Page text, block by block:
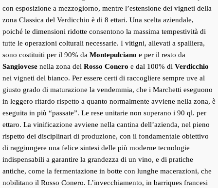
con esposizione a mezzogiorno, mentre l’estensione dei vigneti della
zona Classica del Verdicchio è di 8 ettari. Una scelta aziendale,
poiché le dimensioni ridotte consentono la massima tempestività di
tutte le operazioni colturali necessarie. I vitigni, allevati a spalliera,
sono costituiti per il 90% da Montepulciano e per il resto da
Sangiovese nella zona del Rosso Conero e dal 100% di Verdicchio
nei vigneti del bianco. Per essere certi di raccogliere sempre uve al
giusto grado di maturazione la vendemmia, che i Marchetti eseguono
in leggero ritardo rispetto a quanto normalmente avviene nella zona, è
eseguita in più “passate”. Le rese unitarie non superano i 90 ql. per
ettaro. La vinificazione avviene nella cantina dell’azienda, nel pieno
rispetto dei disciplinari di produzione, con il fondamentale obiettivo
di raggiungere una felice sintesi delle più moderne tecnologie
indispensabili a garantire la grandezza di un vino, e di pratiche
antiche, come la fermentazione in botte con lunghe macerazioni, che
nobilitano il Rosso Conero. L’invecchiamento, in barriques francesi